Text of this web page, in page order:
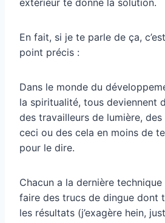
En fait, si je te parle de ça,
point précis :
Dans le monde du
la spiritualité, tous deviennent
des travailleurs de lumière, des
ceci ou des cela en moins de
pour le dire.
Chacun a la dernière
faire des trucs de dingue dont
les résultats (j’exagère hein,